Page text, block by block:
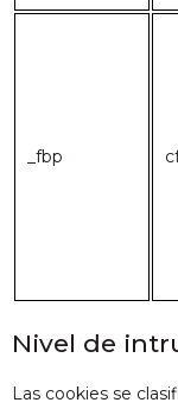
_fbp
Nivel de
Las cookies se